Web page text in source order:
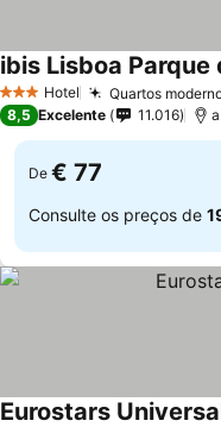
3 EstrelasHotel Quartos
ibis Lisboa Parque
8,5 Excelente 11.016
De € 77
Consulte os preços de
Eurostars